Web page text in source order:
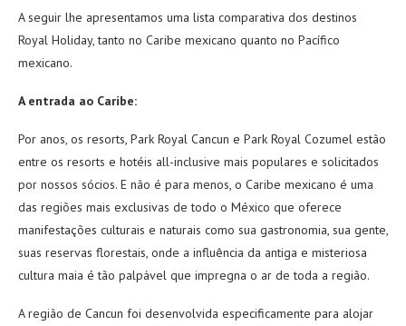
A seguir lhe apresentamos uma lista comparativa dos destinos
Royal Holiday, tanto no Caribe mexicano quanto no Pacífico
mexicano.
A entrada ao Caribe:
Por anos, os resorts, Park Royal Cancun e Park Royal Cozumel estão
entre os resorts e hotéis all-inclusive mais populares e solicitados
por nossos sócios. E não é para menos, o Caribe mexicano é uma
das regiões mais exclusivas de todo o México que oferece
manifestações culturais e naturais como sua gastronomia, sua gente,
suas reservas florestais, onde a influência da antiga e misteriosa
cultura maia é tão palpável que impregna o ar de toda a região.
A região de Cancun foi desenvolvida especificamente para alojar